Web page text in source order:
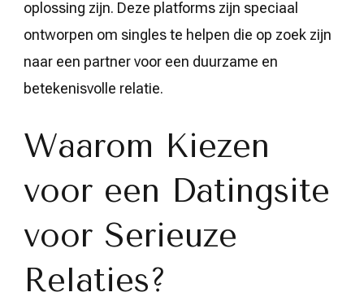
oplossing zijn. Deze platforms zijn speciaal
ontworpen om singles te helpen die op zoek zijn
naar een partner voor een duurzame en
betekenisvolle relatie.
Waarom Kiezen
voor een Datingsite
voor Serieuze
Relaties?